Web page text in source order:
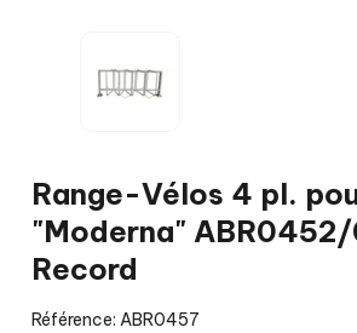
Range-Vélos 4 pl.
"Moderna"
Record
Référence: ABR0457